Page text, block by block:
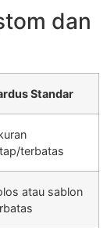
dan
Standar
terbatas
atau sablon